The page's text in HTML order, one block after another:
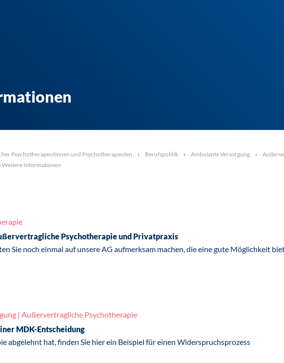
Psychotherapeutinnen und Psychotherapeuten Berufspolitik Ambulante Versorgung
Weitere Informationen
Psychotherapie und Privatpraxis
Sie noch einmal auf unsere AG aufmerksam machen, die eine gute Möglichkeit
| Außervertragliche Psychotherapie
MDK-Entscheidung
abgelehnt hat, finden Sie hier ein Beispiel für einen Widerspruchsprozess